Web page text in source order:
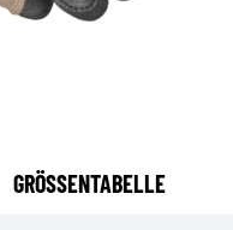
HI-VIS WESTEN
GRÖSSENTABELLE